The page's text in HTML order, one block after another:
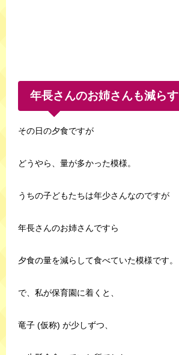
年長さんのお姉さんも減らす
その日の夕食ですが
どうやら、量が多かった模様。
うちの子どもたちは年少さんなのですが
年長さんのお姉さんですら
夕食の量を減らして食べていた模様です。
で、私が保育園に着くと、
竜子 (仮称) が少しずつ、